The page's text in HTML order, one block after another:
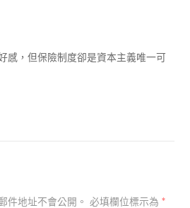
感，但保險制度卻是資本主義唯一可
件地址不會公開。 必填欄位標示為*